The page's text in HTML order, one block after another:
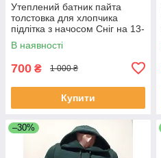
Утеплений батник пайта
толстовка для хлопчика
підлітка з начосом Сніг на 13-
18 років білий
В наявності
700 ₴ 1 000 ₴
Купити
–30%